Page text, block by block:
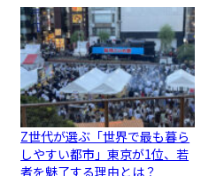
Z世代が選ぶ「世界で最も暮ら
しやすい都市」東京が1位、若
者を魅了する理由とは？